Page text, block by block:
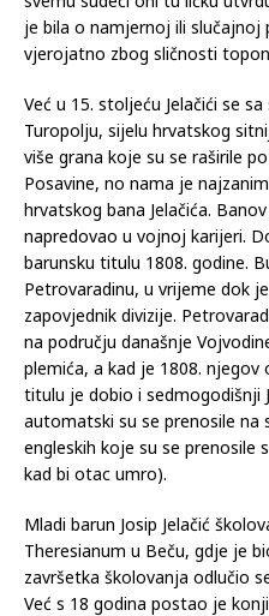
je bila o namjernoj ili slučajnoj
vjerojatno zbog sličnosti
Već u 15. stoljeću Jelačići se
Turopolju, sijelu hrvatskog
više grana koje su se raširile
Posavine, no nama je
hrvatskog bana Jelačića.
napredovao u vojnoj karijeri.
barunsku titulu 1808. godine.
Petrovaradinu, u vrijeme dok
zapovjednik divizije.
na području današnje
plemića, a kad je 1808.
titulu je dobio i sedmogodišnji
automatski su se prenosile na
engleskih koje su se
kad bi otac umro).
Mladi barun Josip Jelačić
Theresianum u Beču, gdje je
završetka školovanja odlučio
Već s 18 godina postao je